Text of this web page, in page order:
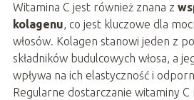
Witamina C jest również znana z
kolagenu, co jest kluczowe dla
włosów. Kolagen stanowi jeden z
składników budulcowych włosa, a
wpływa na ich elastyczność i
Regularne dostarczanie witaminy C